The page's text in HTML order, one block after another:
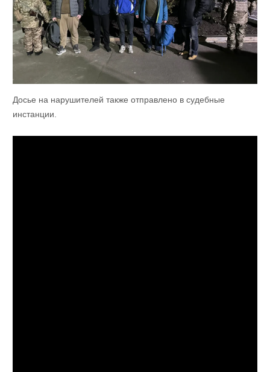
Досье на нарушителей также отправлено в судебные
инстанции.